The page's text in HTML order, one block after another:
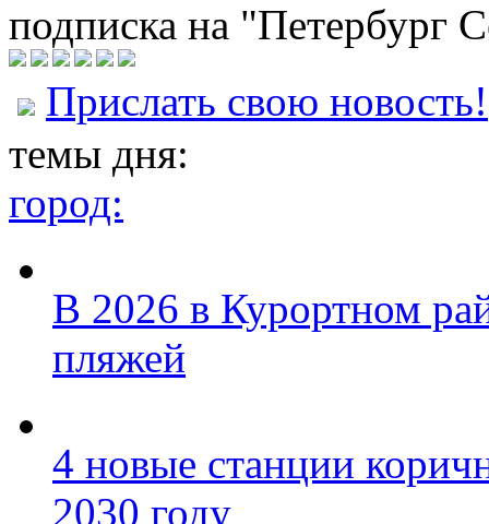
подписка на "Петербург
Прислать свою новость!
темы дня:
город:
В 2026 в Курортном
пляжей
4 новые станции
2030 году